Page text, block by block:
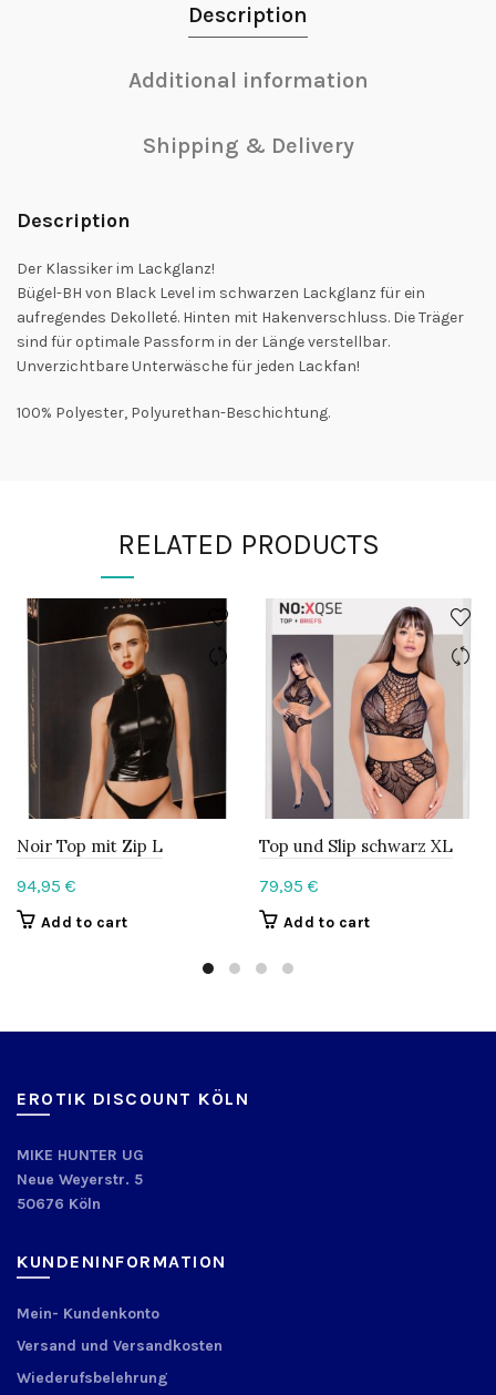
Description
Additional information
Shipping & Delivery
Description
Der Klassiker im Lackglanz!
Bügel-BH von Black Level im schwarzen Lackglanz für ein
aufregendes Dekolleté. Hinten mit Hakenverschluss. Die Träger
sind für optimale Passform in der Länge verstellbar.
Unverzichtbare Unterwäsche für jeden Lackfan!
100% Polyester, Polyurethan-Beschichtung.
RELATED PRODUCTS
Noir Top mit Zip L
94,95 €
Add to cart
Top und Slip schwarz XL
79,95 €
Add to cart
EROTIK DISCOUNT KÖLN
MIKE HUNTER UG
Neue Weyerstr. 5
50676 Köln
KUNDENINFORMATION
Mein- Kundenkonto
Versand und Versandkosten
Wiederufsbelehrung